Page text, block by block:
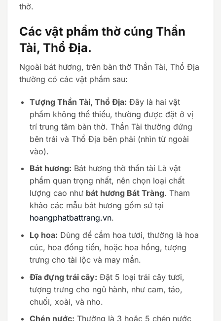
thờ.
Các vật phẩm thờ cúng Thần
Tài, Thổ Địa.
Ngoài bát hương, trên bàn thờ Thần Tài, Thổ Địa
thường có các vật phẩm sau:
Tượng Thần Tài, Thổ Địa: Đây là hai vật
phẩm không thể thiếu, thường được đặt ở vị
trí trung tâm bàn thờ. Thần Tài thường đứng
bên trái và Thổ Địa bên phải (nhìn từ ngoài
vào).
Bát hương: Bát hương thờ thần tài Là vật
phẩm quan trọng nhất, nên chọn loại chất
lượng cao như bát hương Bát Tràng. Tham
khảo các mẫu bát hương gốm sứ tại
hoangphatbattrang.vn.
Lọ hoa: Dùng để cắm hoa tươi, thường là hoa
cúc, hoa đồng tiền, hoặc hoa hồng, tượng
trưng cho tài lộc và may mắn.
Đĩa đựng trái cây: Đặt 5 loại trái cây tươi,
tượng trưng cho ngũ hành, như cam, táo,
chuối, xoài, và nho.
Chén nước: Thường là 3 hoặc 5 chén nước